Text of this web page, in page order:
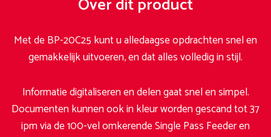
Over dit product
Met de BP-20C25 kunt u alledaagse opdrachten snel en
gemakkelijk uitvoeren, en dat alles volledig in stijl.
Informatie digitaliseren en delen gaat snel en simpel.
Documenten kunnen ook in kleur worden gescand tot 37
ipm via de 100-vel omkerende Single Pass Feeder en